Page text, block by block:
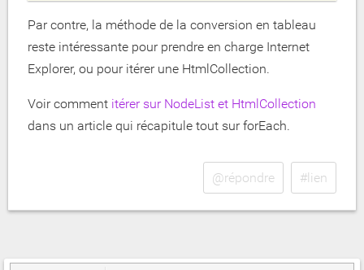
Par contre, la méthode de la conversion en tableau
reste intéressante pour prendre en charge Internet
Explorer, ou pour itérer une HtmlCollection.
Voir comment itérer sur NodeList et HtmlCollection
dans un article qui récapitule tout sur forEach.
@répondre #lien